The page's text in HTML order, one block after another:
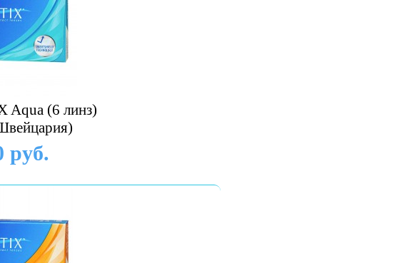
Aqua (6 линз)
руб.